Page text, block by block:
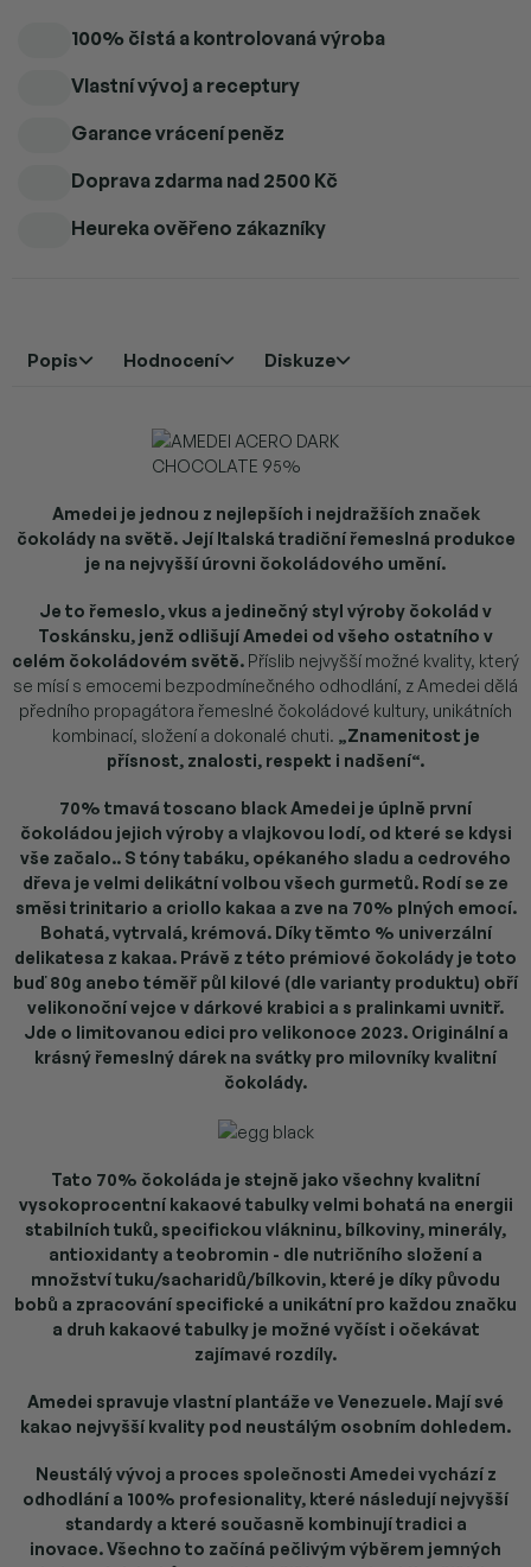
100% čistá a kontrolovaná výroba
Vlastní vývoj a receptury
Garance vrácení peněz
Doprava zdarma nad 2500 Kč
Heureka ověřeno zákazníky
Popis Hodnocení Diskuze
Amedei je jednou z nejlepších i nejdražších značek
čokolády na světě. Její Italská tradiční řemeslná produkce
je na nejvyšší úrovni čokoládového umění.
Je to řemeslo, vkus a jedinečný styl výroby čokolád v
Toskánsku, jenž odlišují Amedei od všeho ostatního v
celém čokoládovém světě. Příslib nejvyšší možné kvality, který
se mísí s emocemi bezpodmínečného odhodlání, z Amedei dělá
předního propagátora řemeslné čokoládové kultury, unikátních
kombinací, složení a dokonalé chuti. „Znamenitost je
přísnost, znalosti, respekt i nadšení“.
70% tmavá toscano black Amedei je úplně první
čokoládou jejich výroby a vlajkovou lodí, od které se kdysi
vše začalo.. S tóny tabáku, opékaného sladu a cedrového
dřeva je velmi delikátní volbou všech gurmetů. Rodí se ze
směsi trinitario a criollo kakaa a zve na 70% plných emocí.
Bohatá, vytrvalá, krémová. Díky těmto % univerzální
delikatesa z kakaa. Právě z této prémiové čokolády je toto
buď 80g anebo téměř půl kilové (dle varianty produktu) obří
velikonoční vejce v dárkové krabici a s pralinkami uvnitř.
Jde o limitovanou edici pro velikonoce 2023. Originální a
krásný řemeslný dárek na svátky pro milovníky kvalitní
čokolády.
Tato 70% čokoláda je stejně jako všechny kvalitní
vysokoprocentní kakaové tabulky velmi bohatá na energii
stabilních tuků, specifickou vlákninu, bílkoviny, minerály,
antioxidanty a teobromin - dle nutričního složení a
množství tuku/sacharidů/bílkovin, které je díky původu
bobů a zpracování specifické a unikátní pro každou značku
a druh kakaové tabulky je možné vyčíst i očekávat
zajímavé rozdíly.
Amedei spravuje vlastní plantáže ve Venezuele. Mají své
kakao nejvyšší kvality pod neustálým osobním dohledem.
Neustálý vývoj a proces společnosti Amedei vychází z
odhodlání a 100% profesionality, které následují nejvyšší
standardy a které současně kombinují tradici a
inovace.Všechno to začíná pečlivým výběrem jemných